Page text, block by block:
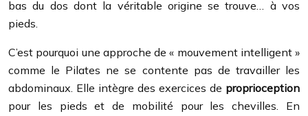
bas du dos dont la véritable origine se trouve… à vos
pieds.
C’est pourquoi une approche de « mouvement intelligent »
comme le Pilates ne se contente pas de travailler les
abdominaux. Elle intègre des exercices de proprioception
pour les pieds et de mobilité pour les chevilles. En